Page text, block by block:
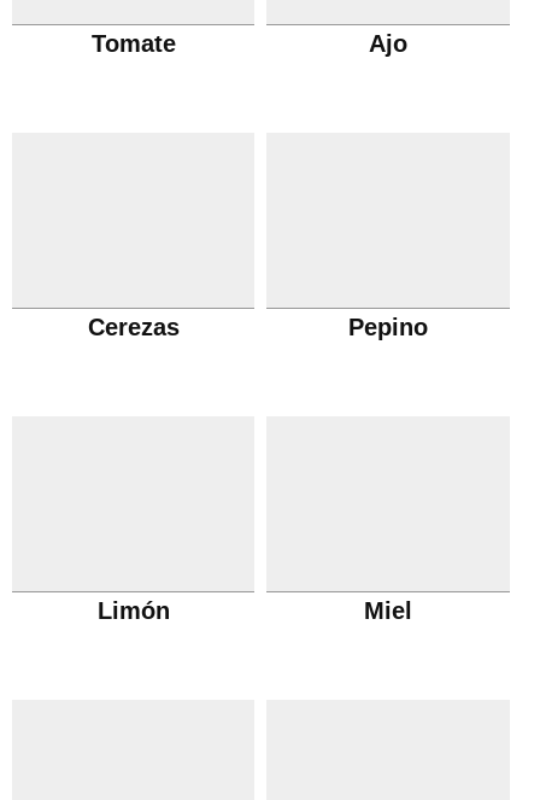
Tomate Ajo
Cerezas Pepino
Limón Miel